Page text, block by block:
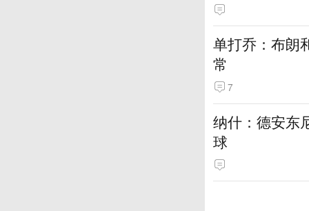
单打乔：布朗
常
7
纳什：德安东
球